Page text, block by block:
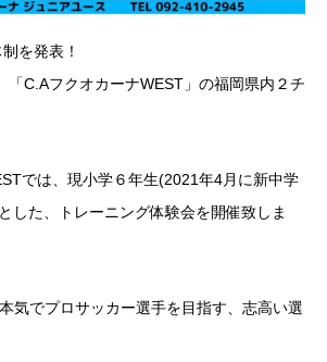
を発表！
「C.AフクオカーナWEST」の福岡県内２チ
では、現小学６年生(2021年4月に新中学
した、トレーニング体験会を開催致しま
気でプロサッカー選手を目指す、志高い選